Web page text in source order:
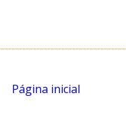
Página inicial